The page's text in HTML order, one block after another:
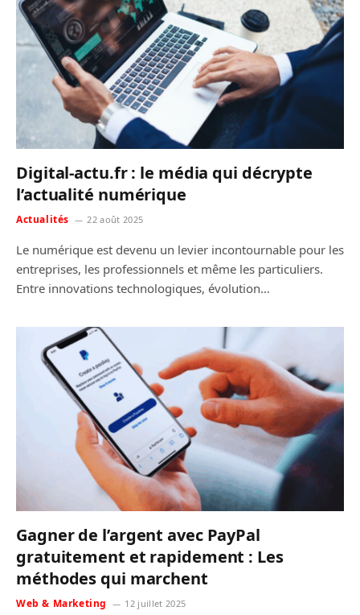
Digital-actu.fr : le média qui décrypte
l’actualité numérique
Actualités 22 août 2025
Le numérique est devenu un levier incontournable pour les
entreprises, les professionnels et même les particuliers.
Entre innovations technologiques, évolution…
Gagner de l’argent avec PayPal
gratuitement et rapidement : Les
méthodes qui marchent
Web & Marketing 12 juillet 2025